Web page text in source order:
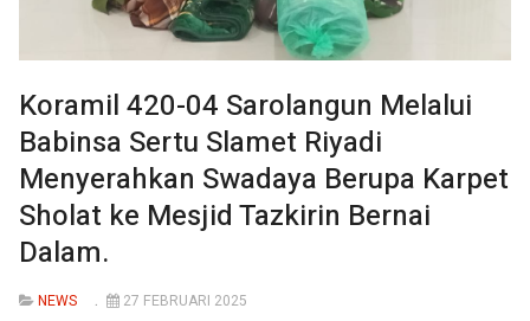
Koramil 420-04 Sarolangun Melalui
Babinsa Sertu Slamet Riyadi
Menyerahkan Swadaya Berupa Karpet
Sholat ke Mesjid Tazkirin Bernai
Dalam.
NEWS 27 FEBRUARI 2025